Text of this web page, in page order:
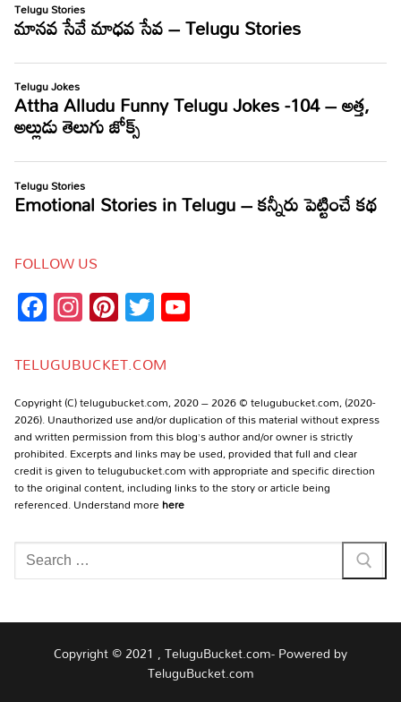
FOLLOW US
Facebook
Instagram
Pinterest
Twitter
TELUGUBUCKET.COM
Copyright (C) telugubucket.com, 2020 – 2026 © telugubucket.com, (2020-
2026). Unauthorized use and/or duplication of this material without express
and written permission from this blog’s author and/or owner is strictly
prohibited. Excerpts and links may be used, provided that full and clear
credit is given to telugubucket.com with appropriate and specific direction
to the original content, including links to the story or article being
referenced. Understand morehere
Search
for:
Copyright © 2021 , TeluguBucket.com- Powered by
TeluguBucket.com